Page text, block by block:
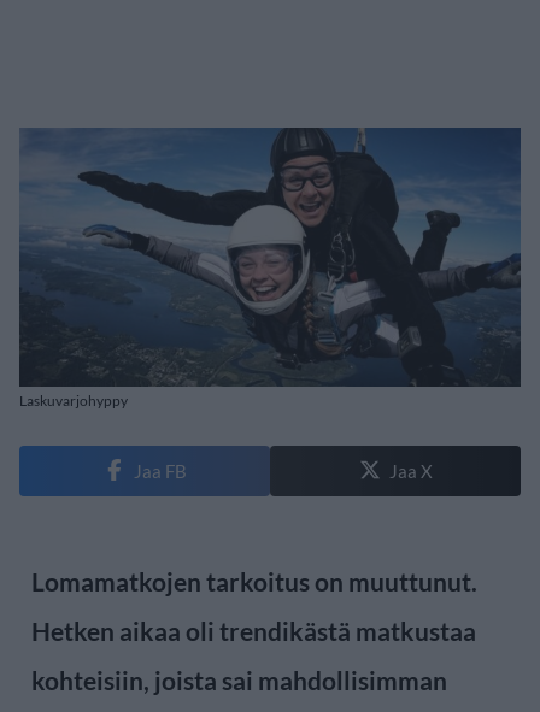
Laskuvarjohyppy
Jaa FB Jaa X
Lomamatkojen tarkoitus on muuttunut.
Hetken aikaa oli trendikästä matkustaa
kohteisiin, joista sai mahdollisimman